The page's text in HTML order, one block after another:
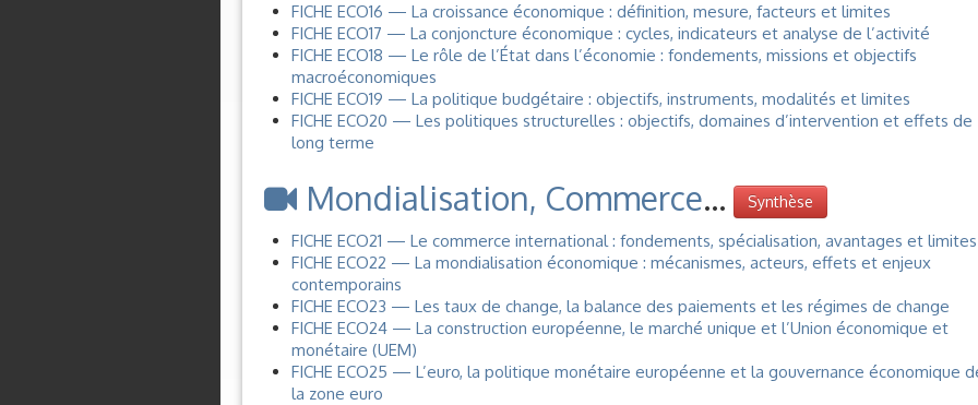
FICHE ECO16 — La croissance économique : définition, mesure, facteurs et limites
FICHE ECO17 — La conjoncture économique : cycles, indicateurs et analyse de l’activité
FICHE ECO18 — Le rôle de l’État dans l’économie : fondements, missions et objectifs
macroéconomiques
FICHE ECO19 — La politique budgétaire : objectifs, instruments, modalités et limites
FICHE ECO20 — Les politiques structurelles : objectifs, domaines d’intervention et effets de
long terme
Mondialisation, Commerce... Synthèse
FICHE ECO21 — Le commerce international : fondements, spécialisation, avantages et limites
FICHE ECO22 — La mondialisation économique : mécanismes, acteurs, effets et enjeux
contemporains
FICHE ECO23 — Les taux de change, la balance des paiements et les régimes de change
FICHE ECO24 — La construction européenne, le marché unique et l’Union économique et
monétaire (UEM)
FICHE ECO25 — L’euro, la politique monétaire européenne et la gouvernance économique
la zone euro